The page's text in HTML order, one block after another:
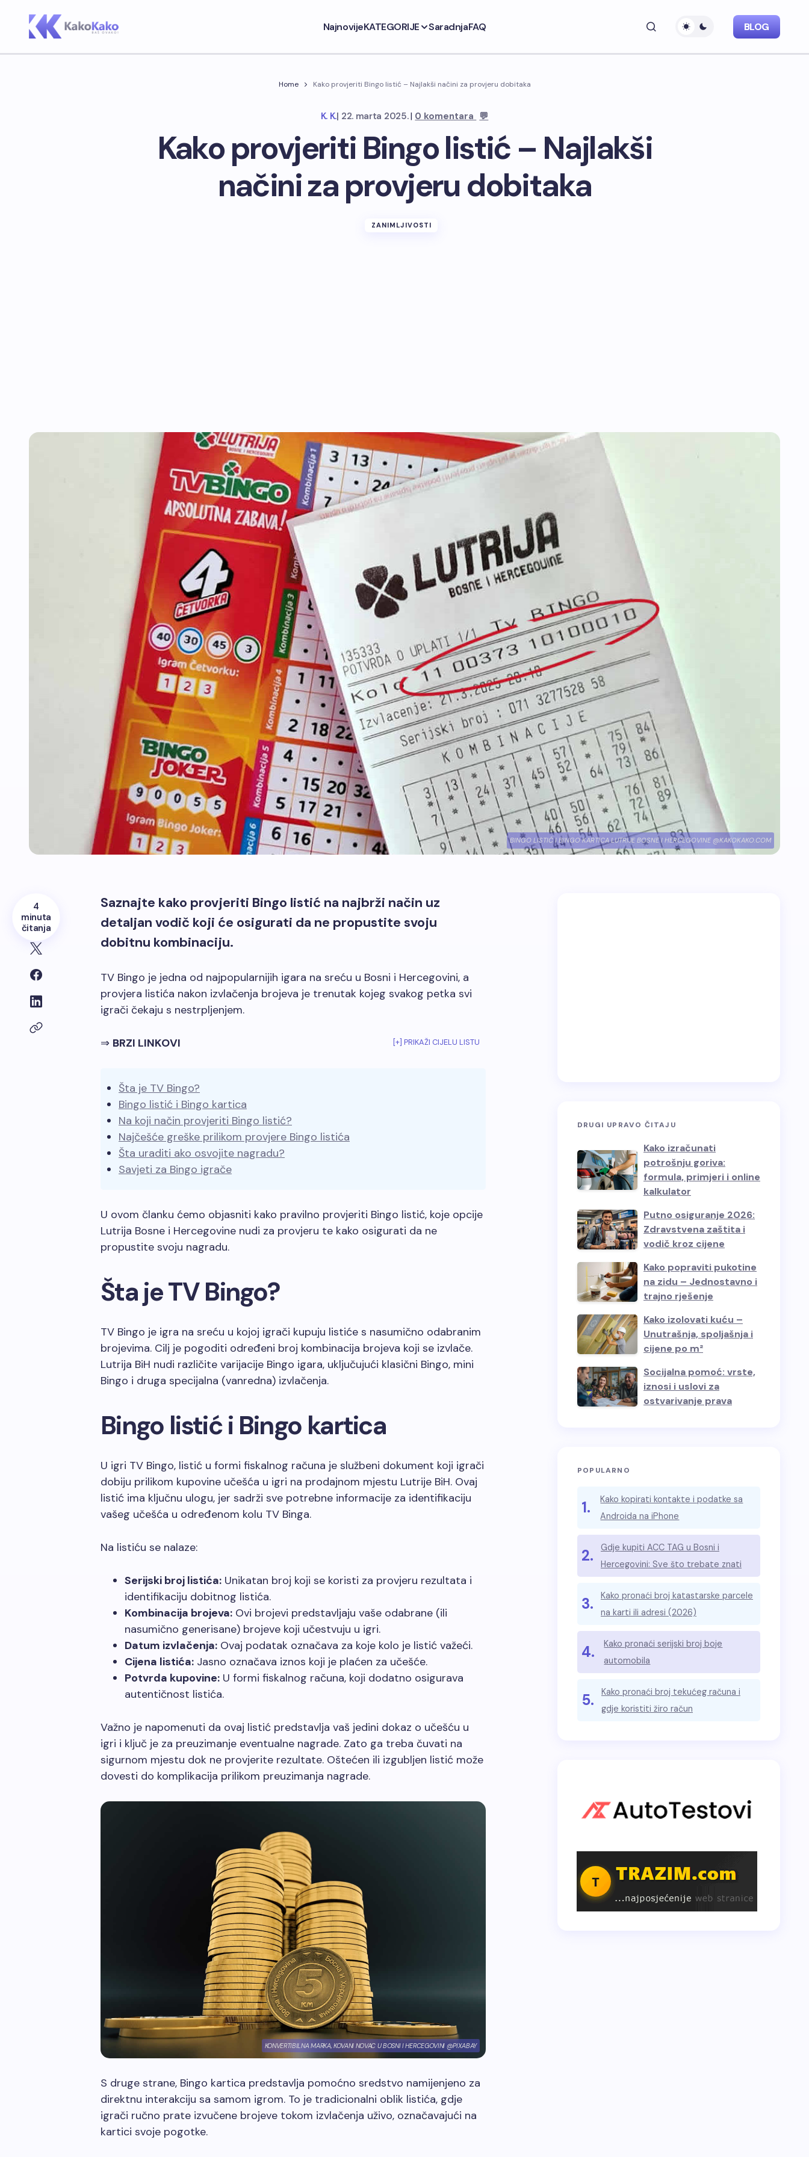
NajnovijeKATEGORIJE SaradnjaFAQ BLOG
Home Kako provjeriti Bingo listić – Najlakši načini za provjeru dobitaka
K. K.| 22. marta 2025.| 0 komentara 💬
Kako provjeriti Bingo listić – Najlakši
načini za provjeru dobitaka
ZANIMLJIVOSTI
BINGO LISTIĆ I BINGO KARTICA LUTRIJE BOSNE I HERCEGOVINE @KAKOKAKO.COM
4
minuta
čitanja
Saznajte kako provjeriti Bingo listić na najbrži način uz
detaljan vodič koji će osigurati da ne propustite svoju
dobitnu kombinaciju.
TV Bingo je jedna od najpopularnijih igara na sreću u Bosni i Hercegovini, a
provjera listića nakon izvlačenja brojeva je trenutak kojeg svakog petka svi
igrači čekaju s nestrpljenjem.
⇒ BRZI LINKOVI
Šta je TV Bingo?
Bingo listić i Bingo kartica
Na koji način provjeriti Bingo listić?
Najčešće greške prilikom provjere Bingo listića
Šta uraditi ako osvojite nagradu?
Savjeti za Bingo igrače
[+] PRIKAŽI CIJELU LISTU
U ovom članku ćemo objasniti kako pravilno provjeriti Bingo listić, koje opcije
Lutrija Bosne i Hercegovine nudi za provjeru te kako osigurati da ne
propustite svoju nagradu.
Šta je TV Bingo?
TV Bingo je igra na sreću u kojoj igrači kupuju listiće s nasumično odabranim
brojevima. Cilj je pogoditi određeni broj kombinacija brojeva koji se izvlače.
Lutrija BiH nudi različite varijacije Bingo igara, uključujući klasični Bingo, mini
Bingo i druga specijalna (vanredna) izvlačenja.
Bingo listić i Bingo kartica
U igri TV Bingo, listić u formi fiskalnog računa je službeni dokument koji igrači
dobiju prilikom kupovine učešća u igri na prodajnom mjestu Lutrije BiH. Ovaj
listić ima ključnu ulogu, jer sadrži sve potrebne informacije za identifikaciju
vašeg učešća u određenom kolu TV Binga.
Na listiću se nalaze:
Serijski broj listića: Unikatan broj koji se koristi za provjeru rezultata i
identifikaciju dobitnog listića.
Kombinacija brojeva: Ovi brojevi predstavljaju vaše odabrane (ili
nasumično generisane) brojeve koji učestvuju u igri.
Datum izvlačenja: Ovaj podatak označava za koje kolo je listić važeći.
Cijena listića: Jasno označava iznos koji je plaćen za učešće.
Potvrda kupovine: U formi fiskalnog računa, koji dodatno osigurava
autentičnost listića.
Važno je napomenuti da ovaj listić predstavlja vaš jedini dokaz o učešću u
igri i ključ je za preuzimanje eventualne nagrade. Zato ga treba čuvati na
sigurnom mjestu dok ne provjerite rezultate. Oštećen ili izgubljen listić može
dovesti do komplikacija prilikom preuzimanja nagrade.
KONVERTIBILNA MARKA, KOVANI NOVAC U BOSNI I HERCEGOVINI @PIXABAY
S druge strane, Bingo kartica predstavlja pomoćno sredstvo namijenjeno za
direktnu interakciju sa samom igrom. To je tradicionalni oblik listića, gdje
igrači ručno prate izvučene brojeve tokom izvlačenja uživo, označavajući na
kartici svoje pogotke.
DRUGI UPRAVO ČITAJU
Kako izračunati
potrošnju goriva:
formula, primjeri i online
kalkulator
Putno osiguranje 2026:
Zdravstvena zaštita i
vodič kroz cijene
Kako popraviti pukotine
na zidu – Jednostavno i
trajno rješenje
Kako izolovati kuću –
Unutrašnja, spoljašnja i
cijene po m²
Socijalna pomoć: vrste,
iznosi i uslovi za
ostvarivanje prava
POPULARNO
1.
Kako kopirati kontakte i podatke sa
Androida na iPhone
2.
Gdje kupiti ACC TAG u Bosni i
Hercegovini: Sve što trebate znati
3.
Kako pronaći broj katastarske parcele
na karti ili adresi (2026)
4.
Kako pronaći serijski broj boje
automobila
5.
Kako pronaći broj tekućeg računa i
gdje koristiti žiro račun